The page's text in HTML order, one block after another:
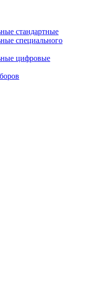
стандартные
специального
цифровые